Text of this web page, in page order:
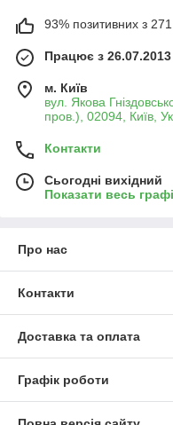
93% позитивних з 271
Працює з 26.07.2013
м. Київ
вул. Якова
пров.), 02094, Київ,
Контакти
Сьогодні вихідний
Показати весь
Про нас
Контакти
Доставка та оплата
Графік роботи